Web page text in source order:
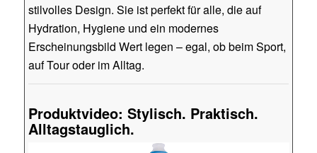
stilvolles Design. Sie ist perfekt für alle, die auf
Hydration, Hygiene und ein modernes
Erscheinungsbild Wert legen – egal, ob beim Sport,
auf Tour oder im Alltag.
Produktvideo: Stylisch. Praktisch.
Alltagstauglich.